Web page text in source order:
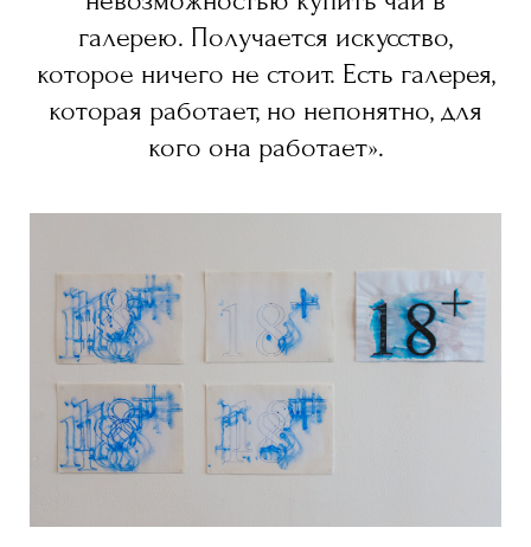
галерею. Получается искусство,
которое ничего не стоит. Есть галерея,
которая работает, но непонятно, для
кого она работает».